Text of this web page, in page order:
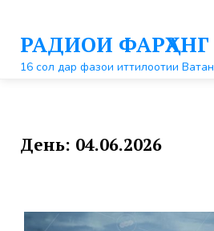
контентуРАДИОИ ФАРҲАНГ
16 сол дар фазои иттилоотии Ватан
День: 04.06.2026